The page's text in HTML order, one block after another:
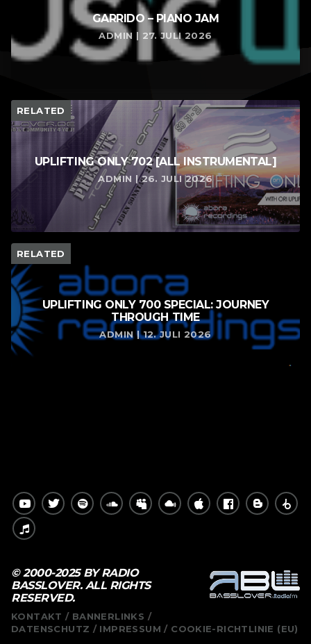
GARRIDO – PIANO JAM
ADMIN | 27. JULI 2026
RELATED
UPLIFTING ONLY 702 [ALL INSTRUMENTAL]
ADMIN | 26. JULI 2026
RELATED
UPLIFTING ONLY 700 SPECIAL: JOURNEY
THROUGH TIME
ADMIN | 12. JULI 2026
© 2000-2025 BY RADIO
BASSLOVER. ALL RIGHTS
RESERVED.
KONTAKT
BANNERLINKS
DATENSCHUTZ
IMPRESSUM COOKIE-RICHTLINIE (EU)